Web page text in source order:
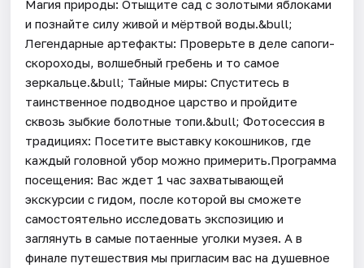
Магия природы: Отыщите сад с золотыми яблоками
и познайте силу живой и мёртвой воды.&bull;
Легендарные артефакты: Проверьте в деле сапоги-
скороходы, волшебный гребень и то самое
зеркальце.&bull; Тайные миры: Спуститесь в
таинственное подводное царство и пройдите
сквозь зыбкие болотные топи.&bull; Фотосессия в
традициях: Посетите выставку кокошников, где
каждый головной убор можно примерить.Программа
посещения: Вас ждет 1 час захватывающей
экскурсии с гидом, после которой вы сможете
самостоятельно исследовать экспозицию и
заглянуть в самые потаенные уголки музея. А в
финале путешествия мы пригласим вас на душевное